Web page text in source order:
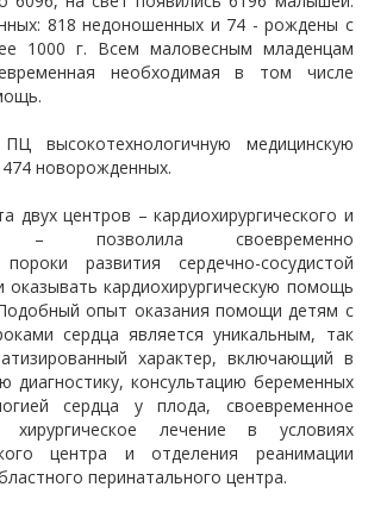
818 недоношенных и 74 - рождены с
1000 г. Всем маловесным младенцам
необходимая в том числе
высокотехнологичную медицинскую
новорожденных.
двух центров – кардиохирургического и
– позволила своевременно
пороки развития сердечно-сосудистой
оказывать кардиохирургическую помощь
опыт оказания помощи детям с
сердца является уникальным, так
характер, включающий в
диагностику, консультацию беременных
сердца у плода, своевременное
хирургическое лечение в условиях
центра и отделения реанимации
перинатального центра.